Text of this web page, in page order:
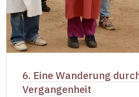
6. Eine Wanderung
Vergangenheit